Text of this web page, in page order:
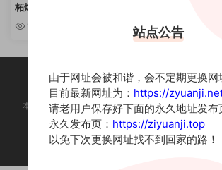
柘烟_Zuken – COSPLAY写真资
源合集 [持续更新]
本站为摄影写真图片网站，内容来自网络收集整理，
如有违法内容请联系删除
Copyright © 2022 资源集
站点公告
由于网址会被和谐，会不定期更换网
目前最新网址为： https://
请老用户保存好下面的永久地址发布
永久发布页： https://ziyuanji.top
以免下次更换网址找不到回家的路！